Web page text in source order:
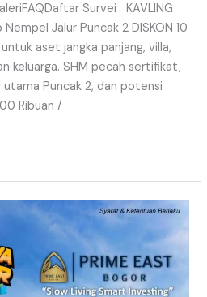
Survei KAVLING
Jalur Puncak 2 DISKON 10
aset jangka panjang, villa,
keluarga. SHM pecah sertifikat,
Puncak 2, dan potensi
Ribuan /